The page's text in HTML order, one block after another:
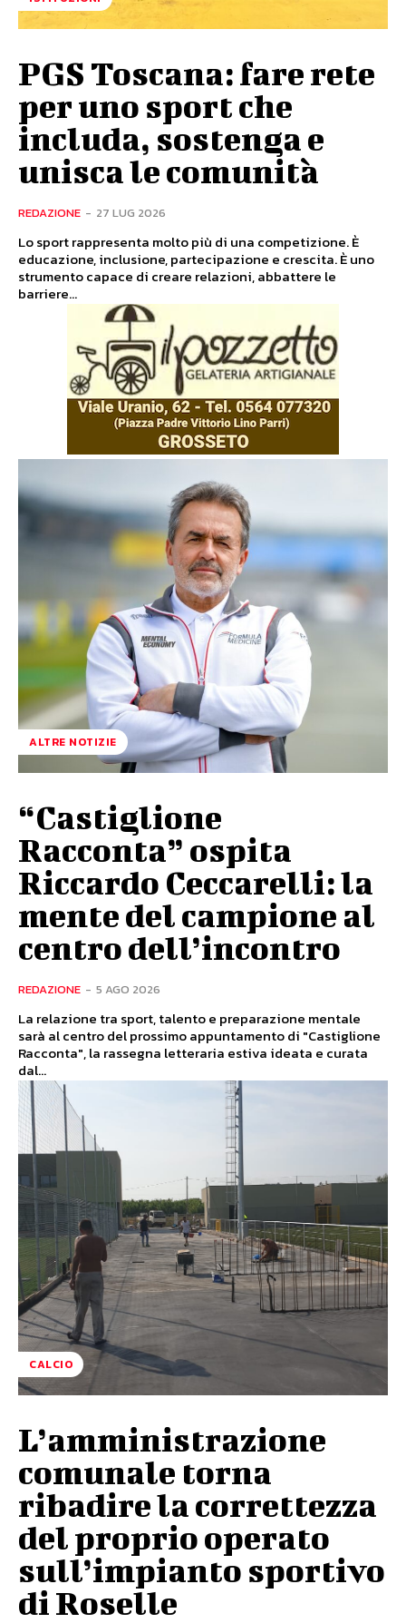
PGS Toscana: fare rete
per uno sport che
includa, sostenga e
unisca le comunità
REDAZIONE - 27 LUG 2026
Lo sport rappresenta molto più di una competizione. È
educazione, inclusione, partecipazione e crescita. È uno
strumento capace di creare relazioni, abbattere le
barriere...
ALTRE NOTIZIE
“Castiglione
Racconta” ospita
Riccardo Ceccarelli: la
mente del campione al
centro dell’incontro
REDAZIONE - 5 AGO 2026
La relazione tra sport, talento e preparazione mentale
sarà al centro del prossimo appuntamento di "Castiglione
Racconta", la rassegna letteraria estiva ideata e curata
dal...
CALCIO
L’amministrazione
comunale torna
ribadire la correttezza
del proprio operato
sull’impianto sportivo
di Roselle